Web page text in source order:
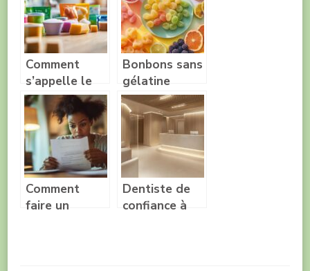
consultations
medicales
soulager les
coups de
soleil a faire
chez soi
Comment
s’appelle le
sucre pour
diabétiques ?
Bonbons sans
gélatine
animale :
notre liste
complète des
alternatives
végétales et
sans
allergènes
Comment
faire un
Dentiste de
confiance à